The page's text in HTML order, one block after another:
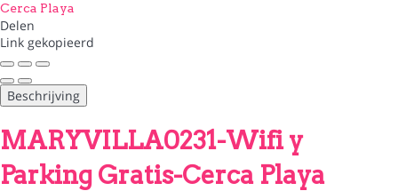
Delen
Link gekopieerd
Beschrijving
MARYVILLA0231-Wifi y
Parking Gratis-Cerca Playa